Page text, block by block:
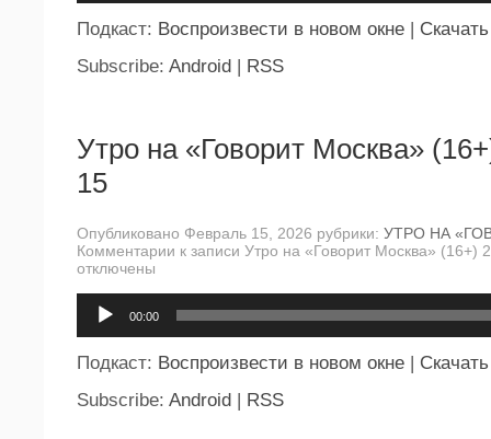
Подкаст: Воспроизвести в новом окне | Скачать
Subscribe: Android | RSS
Утро на «Говорит Москва»
15
Опубликовано Февраль 15, 2026 рубрики: УТРО НА
Комментарии к записи Утро на «Говорит Москва» (16+)
отключены
00:00
Подкаст: Воспроизвести в новом окне | Скачать
Subscribe: Android | RSS